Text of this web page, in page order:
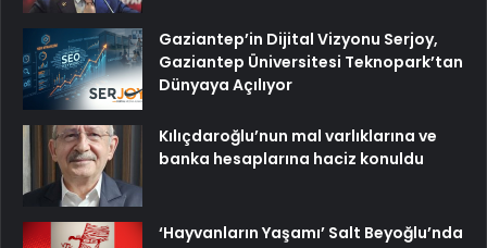
Gaziantep’in Dijital Vizyonu Serjoy,
Gaziantep Üniversitesi Teknopark’tan
Dünyaya Açılıyor
Kılıçdaroğlu’nun mal varlıklarına ve
banka hesaplarına haciz konuldu
‘Hayvanların Yaşamı’ Salt Beyoğlu’nda